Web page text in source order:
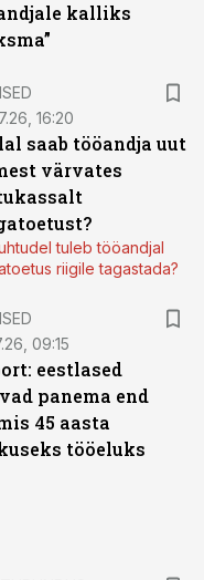
kalliks
16:20
saab tööandja uut
värvates
tuleb tööandjal
riigile tagastada?
09:15
eestlased
panema end
45 aasta
tööeluks